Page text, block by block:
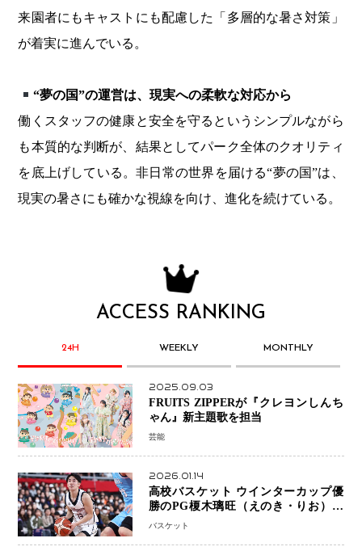
来園者にもキャストにも配慮した「多層的な暑さ対策」
が着実に進んでいる。
“夢の国”の運営は、現実への柔軟な対応から
働くスタッフの健康と安全を守るというシンプルながら
も本質的な判断が、結果としてパーク全体のクオリティ
を底上げしている。非日常の世界を届ける“夢の国”は、
現実の暑さにも確かな視線を向け、進化を続けている。
ACCESS RANKING
24H WEEKLY MONTHLY
2025.09.03
FRUITS ZIPPERが『クレヨンしんち
ゃん』新主題歌を担当
芸能
2026.01.14
高校バスケット ウインターカップ優
勝のPG榎木璃旺（えのき・りお）が
プロの現場へ―。
バスケット